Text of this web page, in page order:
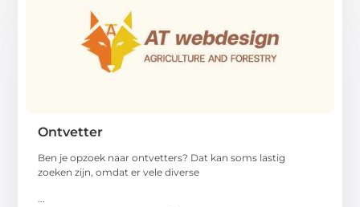
Ontvetter
Ben je opzoek naar ontvetters? Dat kan soms lastig
zoeken zijn, omdat er vele diverse